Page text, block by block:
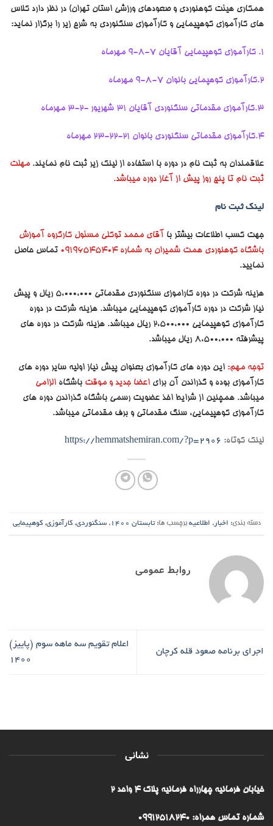
همکاری هیئت کوهنوردی و صعودهای ورزشی استان تهران) در نظر دارد کلاس
های کارآموزی کوهپیمایی و کارآموزی سنگنوردی به شرح زیر را برگزار نماید:
۱. کارآموزی کوهپیمایی آقایان ۷-۸-۹ مهرماه
۲.کارآموزی کوهپمایی بانوان ۷-۸-۹ مهرماه
۳.کارآموزی مقدماتی سنگنوردی آقایان ۳۱ شهریور -۲-۳ مهرماه
۴.کارآموزی مقدماتی سنگنوردی بانوان ۲۱-۲۲-۲۳ مهرماه
علاقمندان به ثبت نام در دوره با استفاده از لینک زیر ثبت نام نمایند. مهلت
ثبت نام تا پنج روز پیش از آغاز دوره میباشد.
لینک ثبت نام
جهت کسب اطلاعات بیشتر با آقای محمد توکلی مسئول کارگروه آموزش
باشگاه کوهنوردی همت شمیران به شماره 09196545404
تماس حاصل
نمایید.
هزینه شرکت در دوره کاراموزی سنگنوردی مقدماتی 5،000،000 ریال و پیش
نیاز شرکت در دوره کارآموزی کوهپیمایی میباشد. هزینه شرکت در دوره
کارآموزی کوهپیمایی 2،500،000 ریال میباشد. هزینه شرکت در دوره های
پیشرفته 8،500،000 ریال میباشد.
توجه مهم: این دوره های کارآموزی بعنوان پیش نیاز اولیه سایر دوره های
کارآموزی بوده و گذراندن آن برای اعضا جدید و موقت باشگاه الزامی
میباشد. همچنین از شرایط اخذ عضویت رسمی باشگاه گذراندن دوره های
کارآموزی کوهپیمایی، سنگ مقدماتی و برف مقدماتی میباشد.
لینک کوتاه: https://hemmatshemiran.com/?p=2906
دسته بندی: اخبار, اطلاعیه برچسب ها:تابستان 1400 ,سنگنوردی,کارآموزی,کوهپیمایی
روابط عمومی
اجرای برنامه صعود قله کرچان
اعلام تقویم سه ماهه سوم (پاییز)
1400
نشانی
خیابان فرمانیه چهارراه فرمانیه پلاک ۴ واحد ۲
شماره تماس همراه: 09912518240